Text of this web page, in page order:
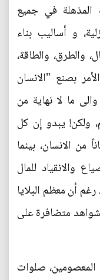
المذهلة في جميع
و أساليب بناء
والطرق، والطاقة،
بصنع "الانسان
ما لا نهاية من
ولكن! يبدو إن كل
من الانسان، بينما
والانقياد للمال
أن معظم البلايا
متضافرة على
المعصومين، صلوات